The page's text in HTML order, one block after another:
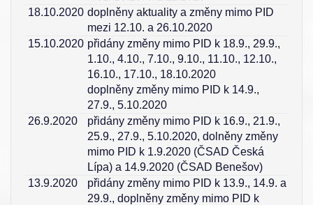
18.10.2020 doplněny aktuality a změny mimo PID
mezi 12.10. a 26.10.2020
15.10.2020 přidány změny mimo PID k 18.9., 29.9.,
1.10., 4.10., 7.10., 9.10., 11.10., 12.10.,
16.10., 17.10., 18.10.2020
doplněny změny mimo PID k 14.9.,
27.9., 5.10.2020
26.9.2020
přidány změny mimo PID k 16.9., 21.9.,
25.9., 27.9., 5.10.2020, dolněny změny
mimo PID k 1.9.2020 (ČSAD Česká
Lípa) a 14.9.2020 (ČSAD Benešov)
13.9.2020
přidány změny mimo PID k 13.9., 14.9. a
29.9., doplněny změny mimo PID k